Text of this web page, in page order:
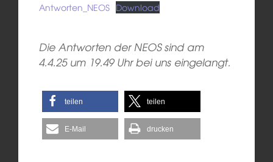
Antworten_NEOS Download
Die Antworten der NEOS sind am
4.4.25 um 19.49 Uhr bei uns eingelangt.
teilen teilen
E-Mail drucken